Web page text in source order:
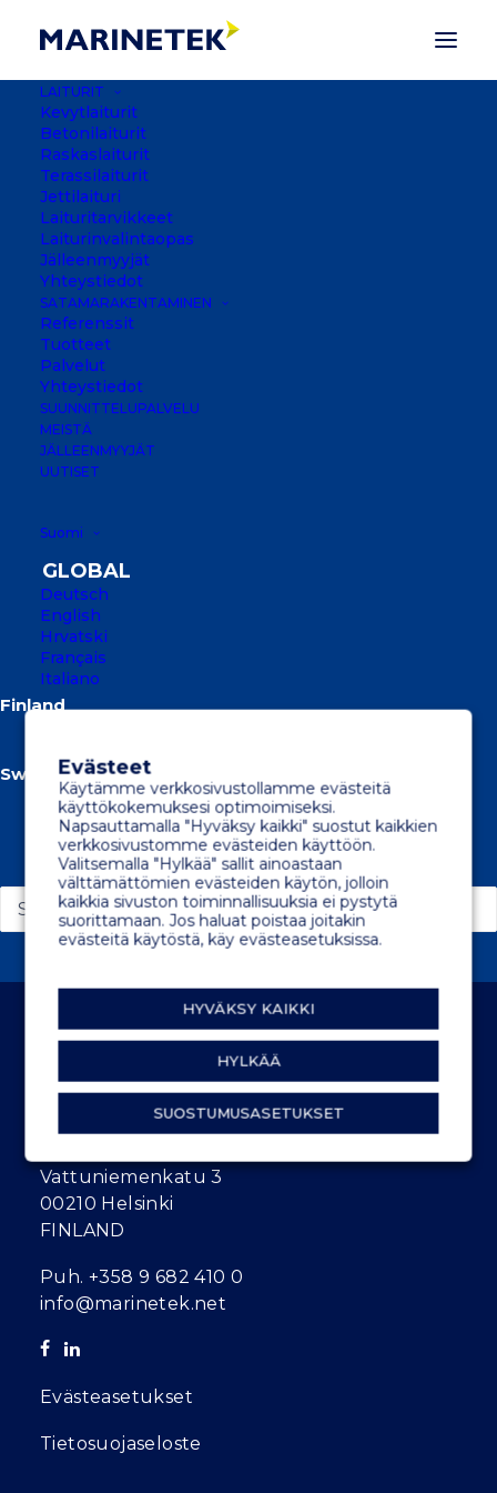
LAITURIT
Kevytlaiturit
Betonilaiturit
Raskaslaiturit
Terassilaiturit
Jettilaituri
Laituritarvikkeet
Laiturinvalintaopas
Jälleenmyyjät
Yhteystiedot
SATAMARAKENTAMINEN
Referenssit
Tuotteet
Palvelut
Yhteystiedot
SUUNNITTELUPALVELU
MEISTÄ
JÄLLEENMYYJÄT
UUTISET
Suomi
Deutsch
English
Hrvatski
Français
Italiano
Svenska
Search
Nothing Found
Sorry, but nothing matched your search
terms. Please try again with some different
keywords.
MARINETEK FINLAND
Vattuniemenkatu 3
00210 Helsinki
FINLAND
Puh. +358 9 682 410 0
info@marinetek.net
Evästeasetukset
Tietosuojaseloste
Evästeet
Käytämme verkkosivustollamme evästeitä
käyttökokemuksesi optimoimiseksi.
Napsauttamalla "Hyväksy kaikki" suostut kaikkien
verkkosivustomme evästeiden käyttöön.
Valitsemalla "Hylkää" sallit ainoastaan
välttämättömien evästeiden käytön, jolloin
kaikkia sivuston toiminnallisuuksia ei pystytä
suorittamaan. Jos haluat poistaa joitakin
evästeitä käytöstä, käy evästeasetuksissa.
HYVÄKSY KAIKKI
HYLKÄÄ
SUOSTUMUSASETUKSET